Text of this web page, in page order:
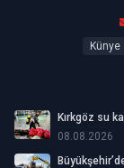
Künye
Kırkgöz su
08.08.2026